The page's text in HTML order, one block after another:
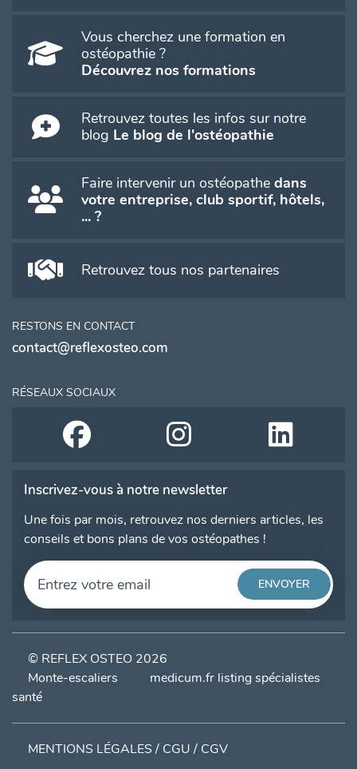
Vous cherchez une formation en
ostéopathie ?
Découvrez nos formations
Retrouvez toutes les infos sur notre
blog Le blog de l'ostéopathie
Faire intervenir un ostéopathe dans
votre entreprise, club sportif, hôtels,
... ?
Retrouvez tous nos partenaires
RESTONS EN CONTACT
contact@reflexosteo.com
RÉSEAUX SOCIAUX
Inscrivez-vous à notre newsletter
Une fois par mois, retrouvez nos derniers articles, les
conseils et bons plans de vos ostéopathes !
© REFLEX OSTEO 2026
Monte-escaliers
medicum.fr listing spécialistes
santé
MENTIONS LÉGALES / CGU / CGV